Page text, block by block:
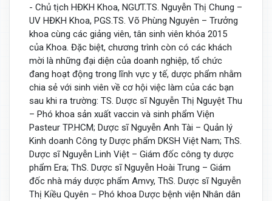
- Chủ tịch HĐKH Khoa, NGƯT.TS. Nguyễn Thị Chung –
UV HĐKH Khoa, PGS.TS. Võ Phùng Nguyên – Trưởng
khoa cùng các giảng viên, tân sinh viên khóa 2015
của Khoa. Đặc biệt, chương trình còn có các khách
mời là những đại diện của doanh nghiệp, tổ chức
đang hoạt động trong lĩnh vực y tế, dược phẩm nhằm
chia sẻ với sinh viên về cơ hội việc làm của các bạn
sau khi ra trường: TS. Dược sĩ Nguyễn Thị Nguyệt Thu
– Phó khoa sản xuất vaccin và sinh phẩm Viện
Pasteur TP.HCM; Dược sĩ Nguyễn Anh Tài – Quản lý
Kinh doanh Công ty Dược phẩm DKSH Việt Nam; ThS.
Dược sĩ Nguyễn Linh Việt – Giám đốc công ty dược
phẩm Era; ThS. Dược sĩ Nguyễn Hoài Trung – Giám
đốc nhà máy dược phẩm Amvy, ThS. Dược sĩ Nguyễn
Thị Kiều Quyên – Phó khoa Dược bệnh viện Nhân dân